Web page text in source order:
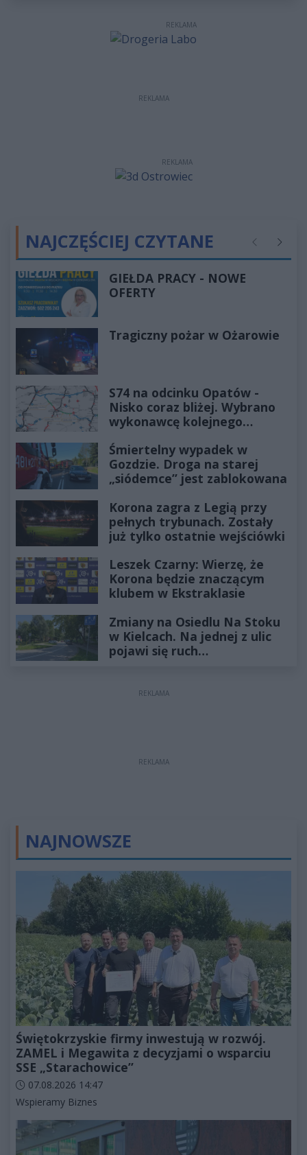
REKLAMA
REKLAMA
REKLAMA
NAJCZĘŚCIEJ CZYTANE Poprzednie
GIEŁDA PRACY - NOWE
OFERTY
Tragiczny pożar w Ożarowie
S74 na odcinku Opatów -
Nisko coraz bliżej. Wybrano
wykonawcę kolejnego
Śmiertelny wypadek w
Gozdzie. Droga na starej
„siódemce” jest zablokowana
Korona zagra z Legią przy
pełnych trybunach. Zostały
już tylko ostatnie wejściówki
Leszek Czarny: Wierzę, że
Korona będzie znaczącym
klubem w Ekstraklasie
Zmiany na Osiedlu Na Stoku
w Kielcach. Na jednej z ulic
pojawi się ruch
REKLAMA
REKLAMA
NAJNOWSZE
Świętokrzyskie firmy inwestują w rozwój.
ZAMEL i Megawita z decyzjami o wsparciu
SSE „Starachowice”
Data dodania artykułu:
07.08.2026 14:47
Kategorie artykułu:
Wspieramy Biznes